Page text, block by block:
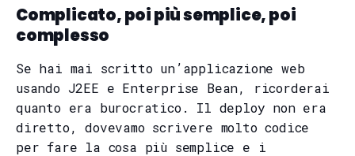
Complicato, poi più semplice, poi
complesso
Se hai mai scritto un’applicazione web
usando J2EE e Enterprise Bean, ricorderai
quanto era burocratico. Il deploy non era
diretto, dovevamo scrivere molto codice
per fare la cosa più semplice e i